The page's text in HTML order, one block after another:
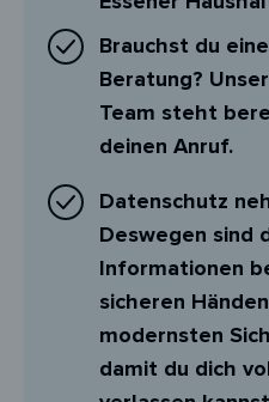
Brauchst du
Beratung?
Team steht
deinen Anruf.
Datenschutz
Deswegen sind
Informationen
sicheren
modernsten
damit du dich